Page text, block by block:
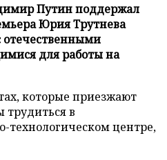
Путин поддержал
Юрия Трутнева
отечественными
для работы на
которые приезжают
трудиться в
центре,